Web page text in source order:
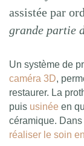
assistée par
grande partie
Un système de
caméra 3D,
restaurer. La
puis usinée en
céramique.
réaliser le soin